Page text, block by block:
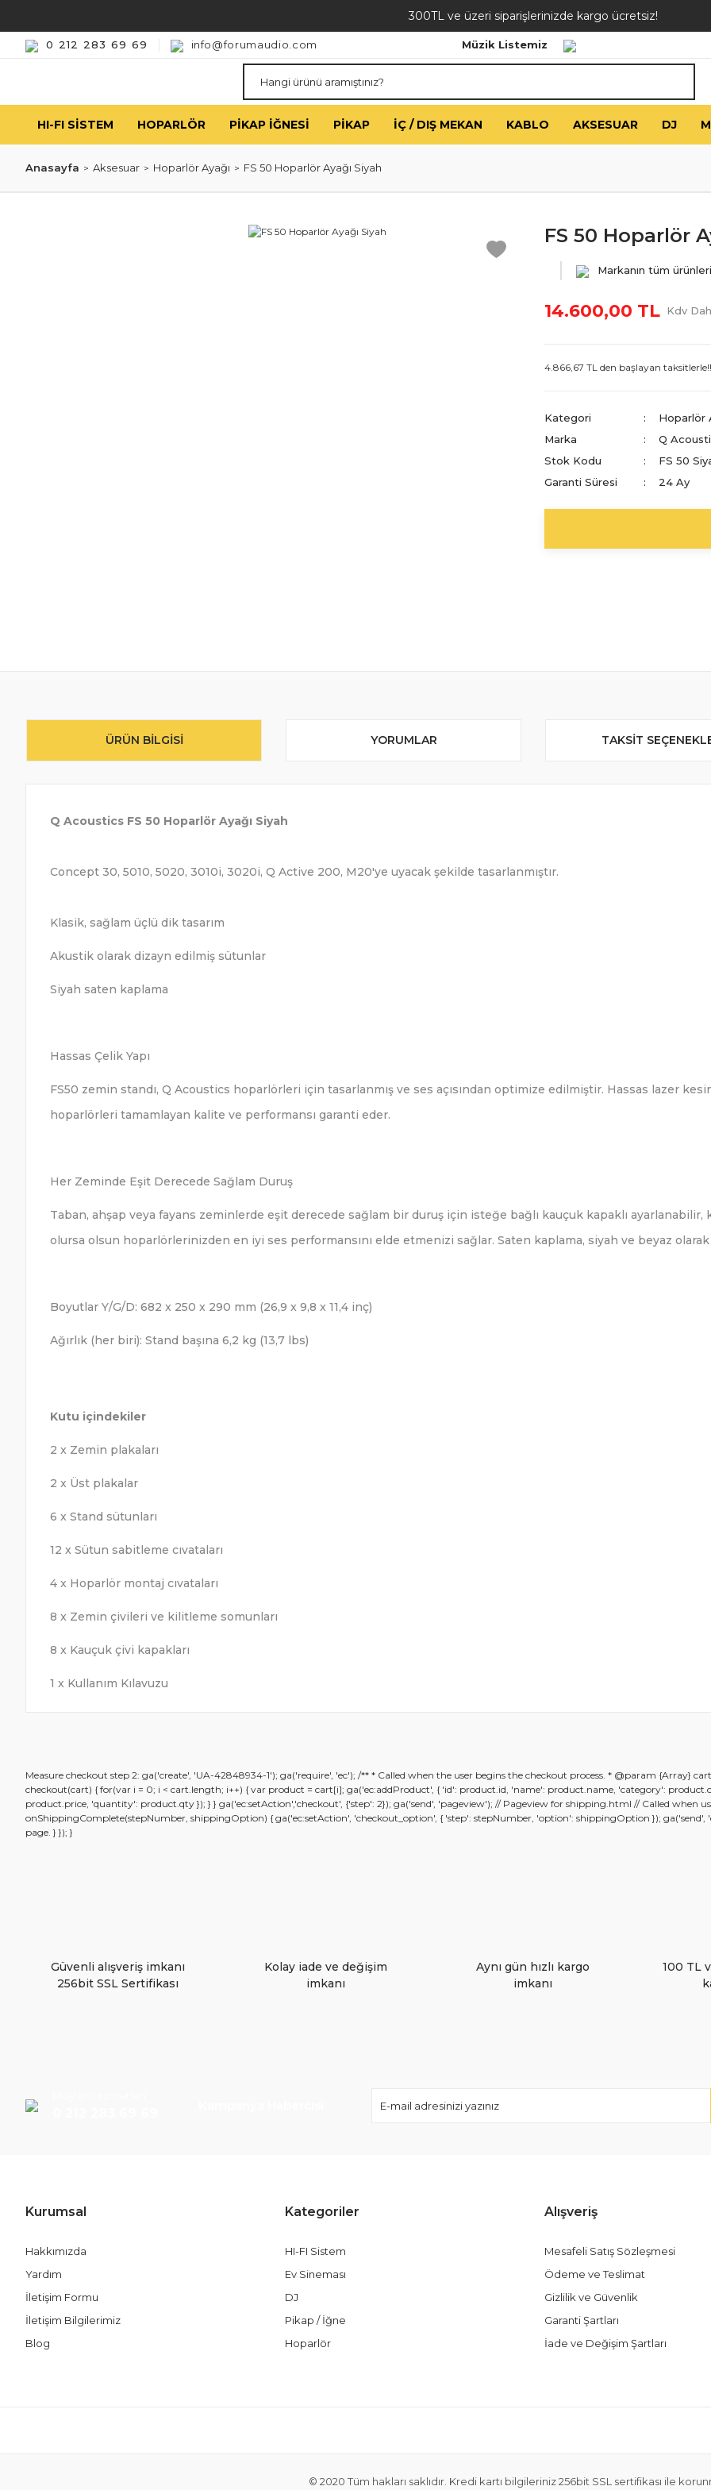
300TL ve üzeri siparişlerinizde kargo ücretsiz!
0 212 283 69 69 info@forumaudio.com Müzik Listemiz
HI-FI SISTEM HOPARLÖR PIKAP İĞNESI PIKAP İÇ / DIŞ MEKAN KABLO AKSESUAR DJ
Anasayfa Aksesuar Hoparlör Ayağı FS 50 Hoparlör Ayağı Siyah
FS 50 Hoparlör
Markanın tüm ürünleri
14.600,00 TL Kdv
4.866,67 TL den başlayan taksitlerle!!
Kategori
Hoparlör
Marka
Q
Stok Kodu
FS 50
Garanti Süresi
24 Ay
ÜRÜN BILGISI YORUMLAR TAKSIT
Q Acoustics FS 50 Hoparlör Ayağı Siyah
Concept 30, 5010, 5020, 3010i, 3020i, Q Active 200, M20'ye uyacak şekilde tasarlanmıştır.
Klasik, sağlam üçlü dik tasarım
Akustik olarak dizayn edilmiş sütunlar
Siyah saten kaplama
Hassas Çelik Yapı
FS50 zemin standı, Q Acoustics hoparlörleri için tasarlanmış ve ses açısından optimize edilmiştir. Hassas lazer
hoparlörleri tamamlayan kalite ve performansı garanti eder.
Her Zeminde Eşit Derecede Sağlam Duruş
Taban, ahşap veya fayans zeminlerde eşit derecede sağlam bir duruş için isteğe bağlı kauçuk kapaklı ayarlanabilir,
olursa olsun hoparlörlerinizden en iyi ses performansını elde etmenizi sağlar. Saten kaplama, siyah ve beyaz
Boyutlar Y/G/D: 682 x 250 x 290 mm (26,9 x 9,8 x 11,4 inç)
Ağırlık (her biri): Stand başına 6,2 kg (13,7 lbs)
Kutu içindekiler
2 x Zemin plakaları
2 x Üst plakalar
6 x Stand sütunları
12 x Sütun sabitleme cıvataları
4 x Hoparlör montaj cıvataları
8 x Zemin çivileri ve kilitleme somunları
8 x Kauçuk çivi kapakları
1 x Kullanım Kılavuzu
Bu ürüne ilk yorumu siz yapın!
Görüş ve önerileriniz için teşekkür ederiz.
Ürün resmi kalitesiz, bozuk veya görüntülenemiyor.
Bu ürüne benzer farklı alternatifler olmalı.
Measure checkout step 2: ga('create', 'UA-42848934-1'); ga('require', 'ec'); /** * Called when the user begins the checkout process. * @param {Array}
checkout(cart) { for(var i = 0; i < cart.length; i++) { var product = cart[i]; ga('ec:addProduct', { 'id': product.id, 'name': product.name, 'category':
product.price, 'quantity': product.qty }); } } ga('ec:setAction','checkout', {'step': 2}); ga('send', 'pageview'); // Pageview for shipping.html // Called when
onShippingComplete(stepNumber, shippingOption) { ga('ec:setAction', 'checkout_option', { 'step': stepNumber, 'option': shippingOption });
page. } }); }
Güvenli alışveriş imkanı
256bit SSL Sertifikası
Kolay iade ve değişim
imkanı
Aynı gün hızlı kargo
imkanı
100 TL
Kurumsal
Hakkımızda
Yardım
İletişim Formu
İletişim Bilgilerimiz
Blog
Kategoriler
HI-FI Sistem
Ev Sineması
DJ
Pikap / İğne
Hoparlör
Alışveriş
Mesafeli Satış Sözleşmesi
Ödeme ve Teslimat
Gizlilik ve Güvenlik
Garanti Şartları
İade ve Değişim Şartları
© 2020 Tüm hakları saklıdır. Kredi kartı bilgileriniz 256bit SSL sertifikası ile